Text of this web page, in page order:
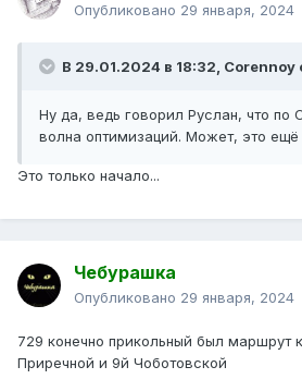
Опубликовано 29 января, 2024
В 29.01.2024 в 18:32, Corennoy
Ну да, ведь говорил Руслан, что по
волна оптимизаций. Может, это ещё
Это только начало...
Чебурашка
Опубликовано 29 января, 2024
729 конечно прикольный был маршрут
Приречной и 9й Чоботовской